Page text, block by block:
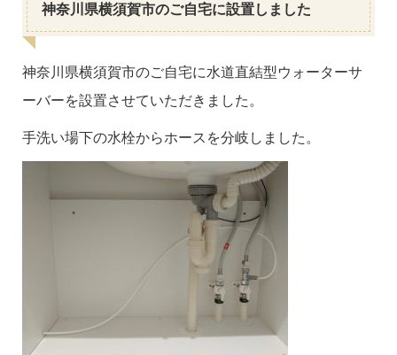
神奈川県横須賀市のご自宅に設置しました
神奈川県横須賀市のご自宅に水道直結型ウォーターサ
ーバーを設置させていただきました。
手洗い場下の水栓からホースを分岐しました。